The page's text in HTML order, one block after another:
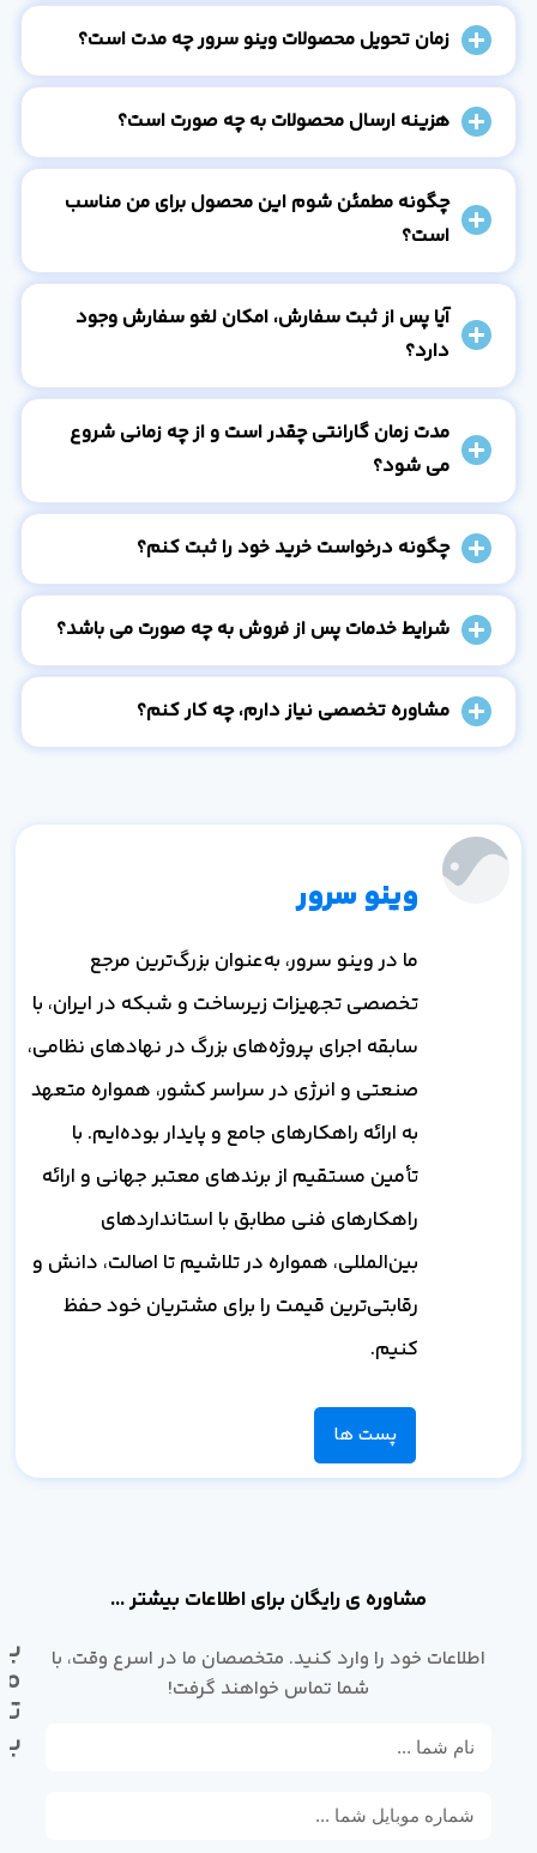
زمان تحویل محصولات وینو سرور چه مدت است؟
هزینه ارسال محصولات به چه صورت است؟
چگونه مطمئن شوم این محصول برای من مناسب
است؟
آیا پس از ثبت سفارش، امکان لغو سفارش وجود
دارد؟
مدت زمان گارانتی چقدر است و از چه زمانی شروع
می شود؟
چگونه درخواست خرید خود را ثبت کنم؟
شرایط خدمات پس از فروش به چه صورت می باشد؟
مشاوره تخصصی نیاز دارم، چه کار کنم؟
وینو سرور
ما در وینو سرور، به‌عنوان بزرگ‌ترین مرجع
تخصصی تجهیزات زیرساخت و شبکه در ایران، با
سابقه اجرای پروژه‌های بزرگ در نهادهای نظامی،
صنعتی و انرژی در سراسر کشور، همواره متعهد
به ارائه راهکارهای جامع و پایدار بوده‌ایم. با
تأمین مستقیم از برندهای معتبر جهانی و ارائه
راهکارهای فنی مطابق با استانداردهای
بین‌المللی، همواره در تلاشیم تا اصالت، دانش و
رقابتی‌ترین قیمت را برای مشتریان خود حفظ
کنیم.
پست ها
مشاوره ی رایگان برای اطلاعات بیشتر ...
اطلاعات خود را وارد کنید. متخصصان ما در اسرع وقت، با
شما تماس خواهند گرفت!
با